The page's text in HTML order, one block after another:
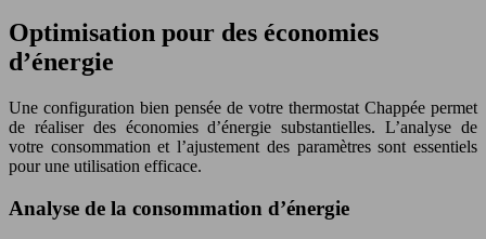
Optimisation pour des économies
d’énergie
Une configuration bien pensée de votre thermostat Chappée permet
de réaliser des économies d’énergie substantielles. L’analyse de
votre consommation et l’ajustement des paramètres sont essentiels
pour une utilisation efficace.
Analyse de la consommation d’énergie